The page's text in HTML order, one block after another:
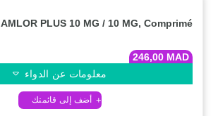
AMLOR PLUS 10 MG / 10 MG, Comprimé
246,00 MAD
معلومات عن الدواء